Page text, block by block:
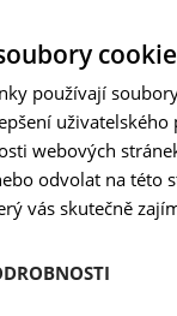
používají
webových
odvolat na této
vás skutečně